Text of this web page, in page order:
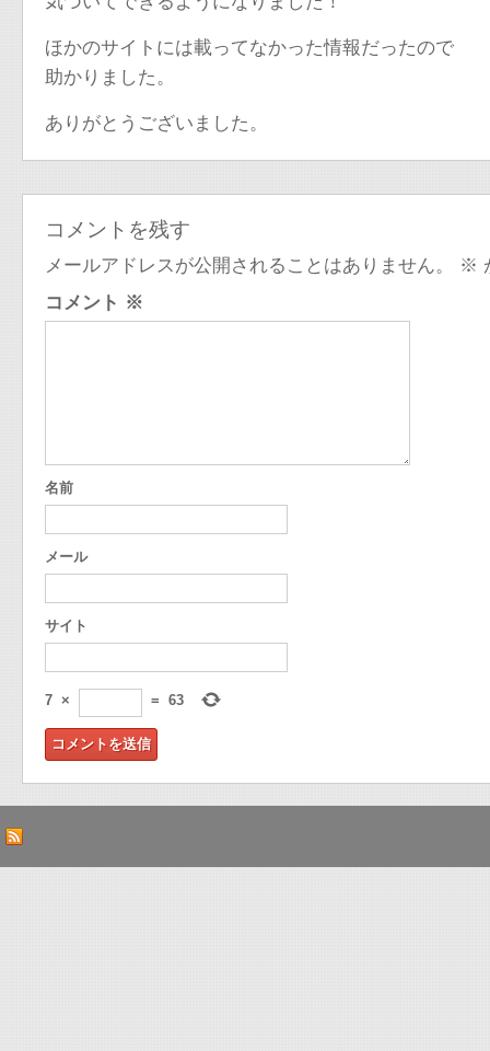
ほかのサイトには載ってなかった情報だったので
助かりました。
ありがとうございました。
コメントを残す
メールアドレスが公開されることはありません。 ※
コメント ※
名前
メール
サイト
7 × = 63